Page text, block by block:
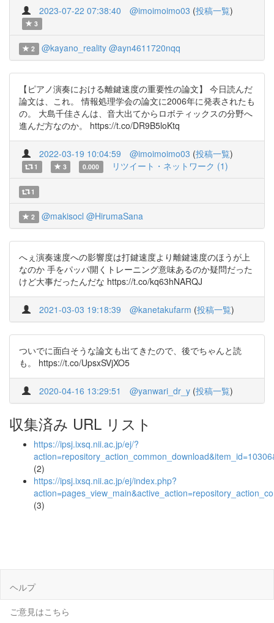
2023-07-22 07:38:40 @imoimoimo03 (投稿一覧)
3
2 @kayano_reality @ayn4611720nqq
【ピアノ演奏における離鍵速度の重要性の論文】 今日読んだ
論文は、これ。 情報処理学会の論文に2006年に発表されたも
の。 大島千佳さんは、音大出てからロボティックスの分野へ
進んだ方なのか。 https://t.co/DR9B5loKtq
2022-03-19 10:04:59 @imoimoimo03 (投稿一覧)
1 3 0.000 リツイート・ネットワーク (1)
1
2 @makisocl @HirumaSana
へぇ演奏速度への影響度は打鍵速度より離鍵速度のほうが上
なのか 手をパッパ開くトレーニング意味あるのか疑問だった
けど大事だったんだな https://t.co/kq63hNARQJ
2021-03-03 19:18:39 @kanetakufarm (投稿一覧)
ついでに面白そうな論文も出てきたので、後でちゃんと読
も。 https://t.co/UpsxSVjXO5
2020-04-16 13:29:51 @yanwari_dr_y (投稿一覧)
収集済み URL リスト
https://ipsj.ixsq.nii.ac.jp/ej/?
(2)
https://ipsj.ixsq.nii.ac.jp/ej/index.php?
(3)
ヘルプ
ご意見はこちら